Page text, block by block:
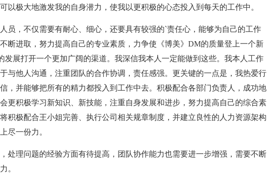
以极大地激发我的自身潜力，使我以更积极的心态投入到每天的工作中。
，不仅需要有耐心、细心，还要具有较强的`责任心，能够为自己的工作
断进取，努力提高自己的专业素质，力争使《博美》DM的质量登上一个新
发展打开一个更加广阔的渠道。我深信我本人一定能做到这些。我本人工作
与他人沟通，注重团队的合作协调，责任感强。更关键的一点是，我热爱行
，并能够把所有的精力都投入到工作中去。积极配合各部门负责人，成功地
更积极学习新知识、新技能，注重自身发展和进步，努力提高自己的综合素
积极配合王小姐完善、执行公司相关规章制度，并建立良性的人力资源架构
尽一份力。
理问题的经验方面有待提高，团队协作能力也需要进一步增强，需要不断
。